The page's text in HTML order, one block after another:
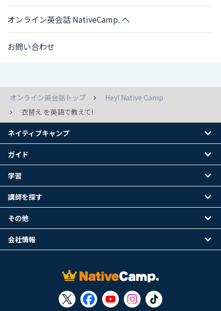
オンライン英会話 NativeCamp. へ
お問い合わせ
オンライン英会話トップ
Hey! Native Camp
衣替え を英語で教えて!
ネイティブキャンプ
ガイド
学習
講師を探す
その他
会社情報